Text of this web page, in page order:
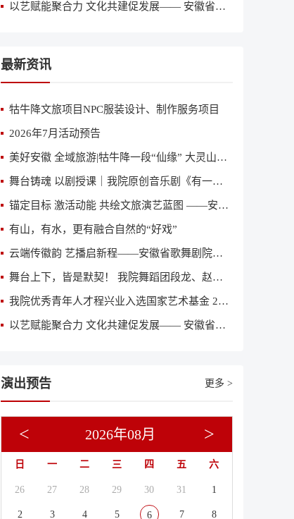
以艺赋能聚合力 文化共建促发展—— 安徽省歌舞剧院与中鼎集团签订文化共建合作协议
最新资讯
牯牛降文旅项目NPC服装设计、制作服务项目
2026年7月活动预告
美好安徽 全域旅游|牯牛降一段“仙缘” 大灵山一曲恋歌
舞台铸魂 以剧授课｜我院原创音乐剧《有一天》亮相省国资委、省直专题党课舞台
锚定目标 激活动能 共绘文旅演艺蓝图 ——安徽省歌舞剧院（安徽省演出公司）召开2026年第二季度经营分析会
有山，有水，更有融合自然的“好戏”
云端传徽韵 艺播启新程——安徽省歌舞剧院获评全国“艺播计划”创新院团
舞台上下，皆是默契！ 我院舞蹈团段龙、赵亚丽入围“2026意大利国际舞蹈人才大赛”全球总决赛
我院优秀青年人才程兴业入选国家艺术基金 2026 年度艺术人才培训资助项目《当代舞创作人才培训》参训名单
以艺赋能聚合力 文化共建促发展—— 安徽省歌舞剧院与中鼎集团签订文化共建合作协议
演出预告 更多 >
2026年08月
< >
日 一 二 三 四 五 六
26 27 28 29 30 31 1
2 3 4 5 6 7 8